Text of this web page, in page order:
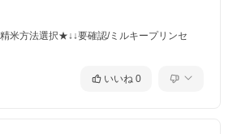
米方法選択★↓↓要確認/ミルキープリンセ
いいね 0